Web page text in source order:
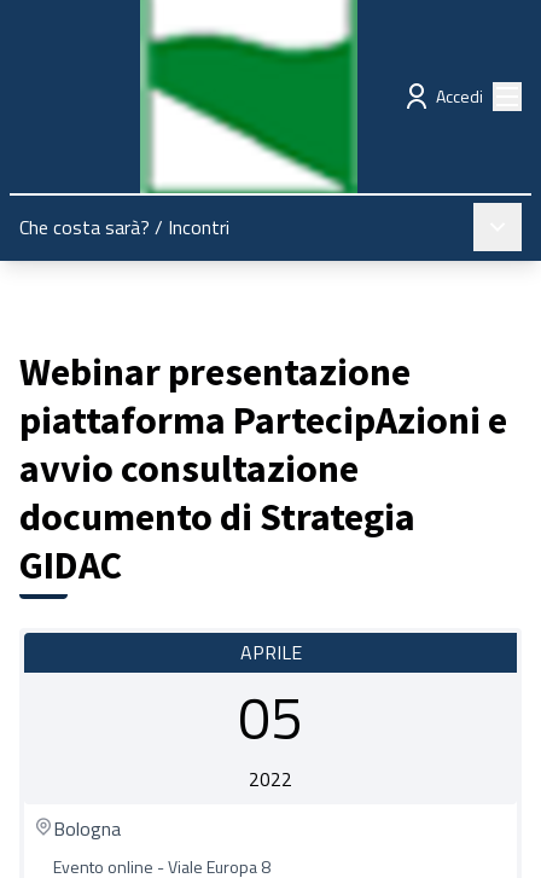
Regione Emilia-Romagna Partecipazione
Accedi
Che costa sarà? / Incontri
Webinar presentazione
piattaforma PartecipAzioni e
avvio consultazione
documento di Strategia
GIDAC
APRILE
05
2022
Bologna
Evento online - Viale Europa 8